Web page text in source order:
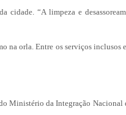
“A limpeza e
na orla. Entre os serviços inclusos
Ministério da Integração Nacional